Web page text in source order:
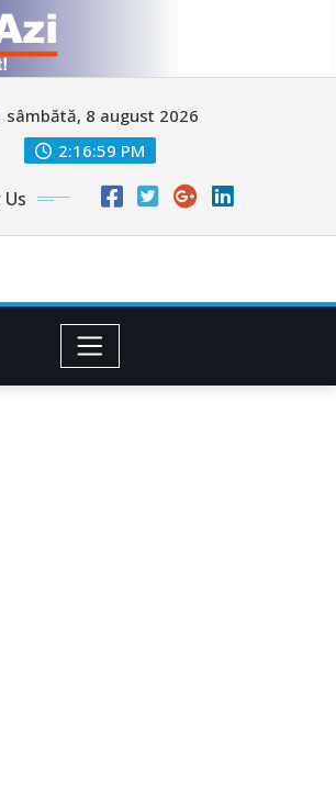
sâmbătă, 8 august 2026
2:17:02 PM